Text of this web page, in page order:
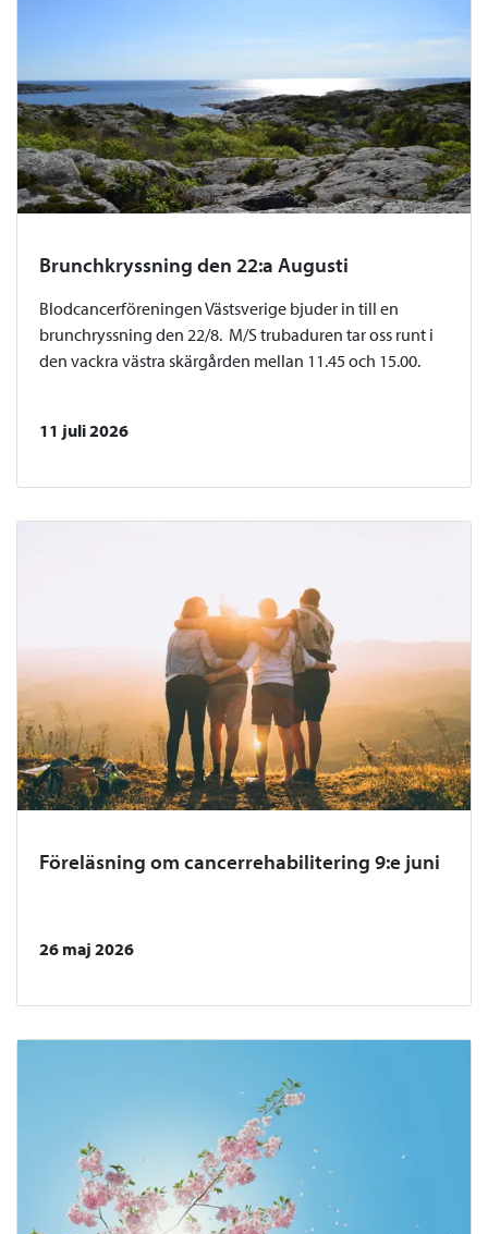
Brunchkryssning den 22:a Augusti
Blodcancerföreningen Västsverige bjuder in till en
brunchryssning den 22/8. M/S trubaduren tar oss runt i
den vackra västra skärgården mellan 11.45 och 15.00.
11 juli 2026
Föreläsning om cancerrehabilitering 9:e juni
26 maj 2026